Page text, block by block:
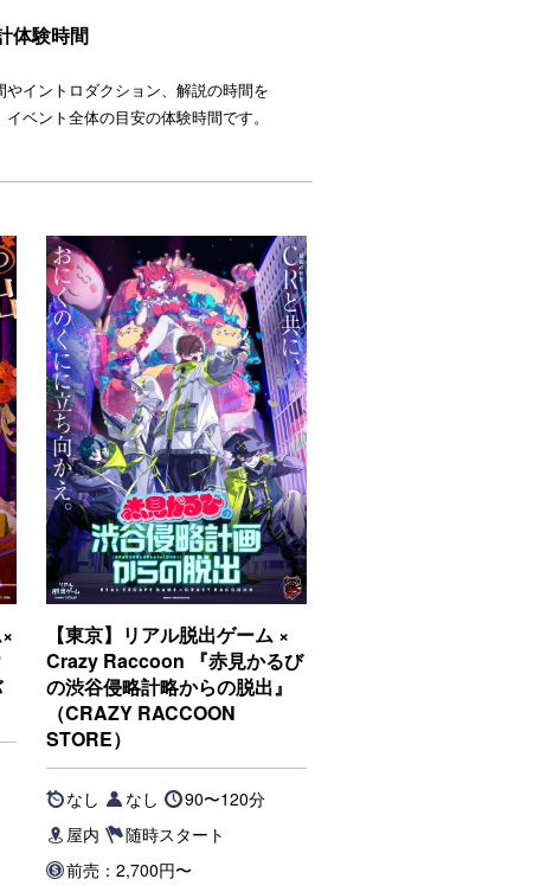
体験時間
やイントロダクション、解説の時間を
イベント全体の目安の体験時間です。
【東京】リアル脱出ゲーム ×
Crazy Raccoon 『赤見かるび
の渋谷侵略計略からの脱出』
（CRAZY RACCOON
STORE）
なし なし
90〜120分
屋内
随時スタート
前売：2,700円〜